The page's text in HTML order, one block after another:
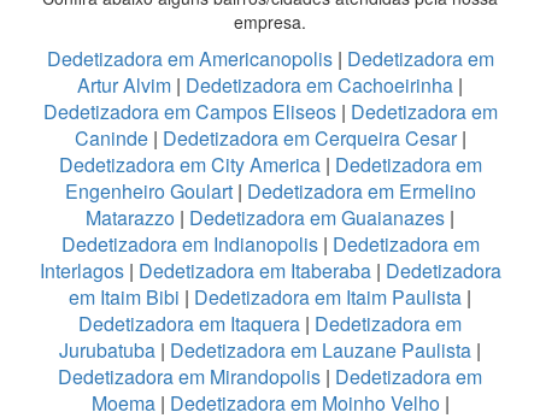
empresa.
Dedetizadora em Americanopolis | Dedetizadora em
Artur Alvim | Dedetizadora em Cachoeirinha |
Dedetizadora em Campos Eliseos | Dedetizadora em
Caninde| Dedetizadora em Cerqueira Cesar|
Dedetizadora em City America | Dedetizadora em
Engenheiro Goulart | Dedetizadora em Ermelino
Matarazzo | Dedetizadora em Guaianazes |
Dedetizadora em Indianopolis| Dedetizadora em
Interlagos| Dedetizadora em Itaberaba| Dedetizadora
em Itaim Bibi | Dedetizadora em Itaim Paulista |
Dedetizadora em Itaquera | Dedetizadora em
Jurubatuba | Dedetizadora em Lauzane Paulista |
Dedetizadora em Mirandopolis | Dedetizadora em
Moema| Dedetizadora em Moinho Velho |